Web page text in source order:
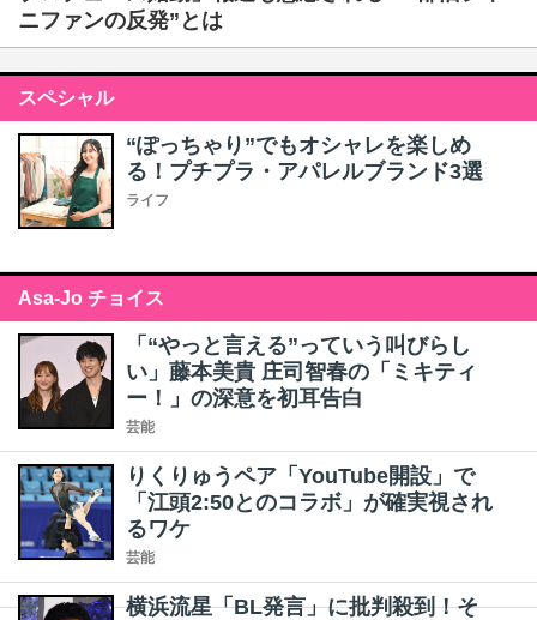
ニファンの反発”とは
スペシャル
“ぽっちゃり”でもオシャレを楽しめ
る！プチプラ・アパレルブランド3選
ライフ
Asa-Jo チョイス
「“やっと言える”っていう叫びらし
い」藤本美貴 庄司智春の「ミキティ
ー！」の深意を初耳告白
芸能
りくりゅうペア「YouTube開設」で
「江頭2:50とのコラボ」が確実視され
るワケ
芸能
横浜流星「BL発言」に批判殺到！そ